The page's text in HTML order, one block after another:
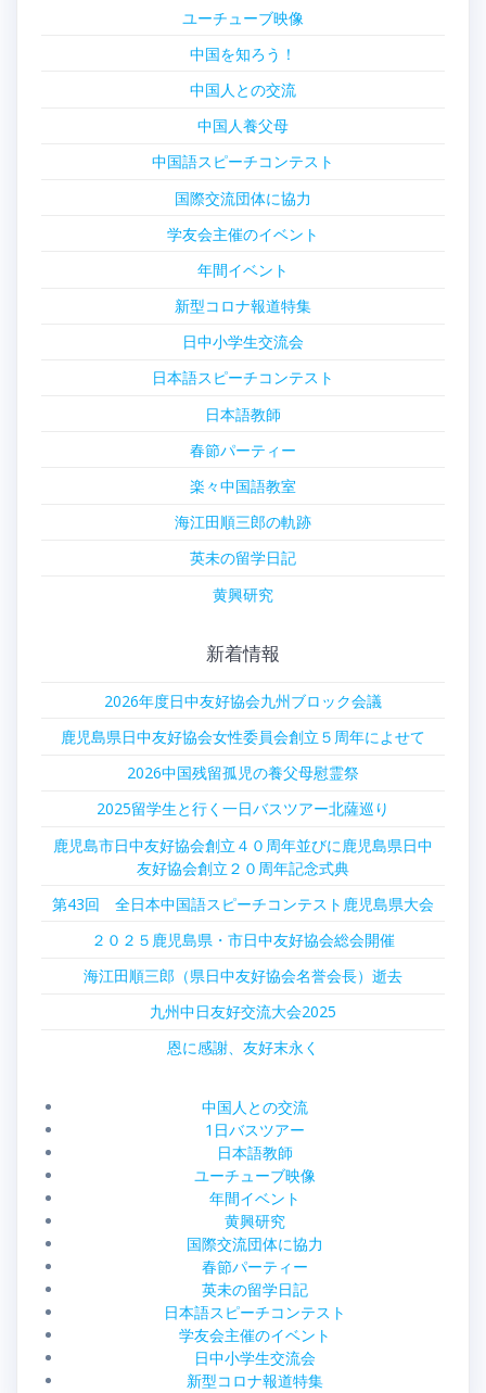
ユーチューブ映像
中国を知ろう！
中国人との交流
中国人養父母
中国語スピーチコンテスト
国際交流団体に協力
学友会主催のイベント
年間イベント
新型コロナ報道特集
日中小学生交流会
日本語スピーチコンテスト
日本語教師
春節パーティー
楽々中国語教室
海江田順三郎の軌跡
英未の留学日記
黄興研究
新着情報
2026年度日中友好協会九州ブロック会議
鹿児島県日中友好協会女性委員会創立５周年によせて
2026中国残留孤児の養父母慰霊祭
2025留学生と行く一日バスツアー北薩巡り
鹿児島市日中友好協会創立４０周年並びに鹿児島県日中
友好協会創立２０周年記念式典
第43回 全日本中国語スピーチコンテスト鹿児島県大会
２０２５鹿児島県・市日中友好協会総会開催
海江田順三郎（県日中友好協会名誉会長）逝去
九州中日友好交流大会2025
恩に感謝、友好末永く
中国人との交流
1日バスツアー
日本語教師
ユーチューブ映像
年間イベント
黄興研究
国際交流団体に協力
春節パーティー
英未の留学日記
日本語スピーチコンテスト
学友会主催のイベント
日中小学生交流会
新型コロナ報道特集